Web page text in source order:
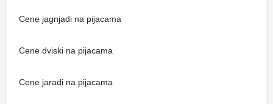
Cene jagnjadi na pijacama
Cene dviski na pijacama
Cene jaradi na pijacama